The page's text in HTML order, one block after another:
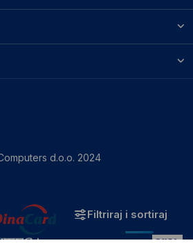
Filtriraj i sortiraj
d.o.o. 2024